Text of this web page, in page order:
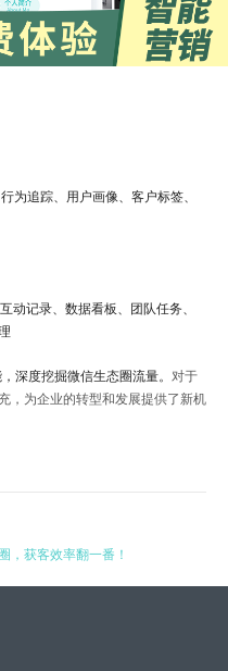
为追踪、用户画像、客户标签、
动记录、数据看板、团队任务、
深度挖掘微信生态圈流量。 对于
，为企业的转型和发展提供了新机
，获客效率翻一番！